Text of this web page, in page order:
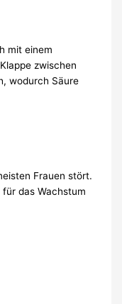
mit einem
zwischen
wodurch Säure
Frauen stört.
das Wachstum